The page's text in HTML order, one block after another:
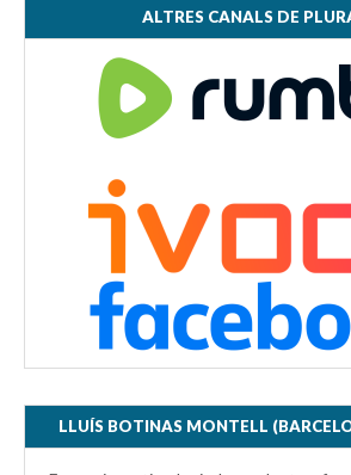
ALTRES CANALS DE
LLUÍS BOTINAS MONTELL